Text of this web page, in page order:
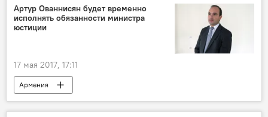
эксперт
единая валюта
Артур Ованнисян будет временно
исполнять обязанности министра
юстиции
17 мая 2017, 17:11
Армения